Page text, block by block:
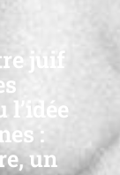
juif
l’idée
:
un